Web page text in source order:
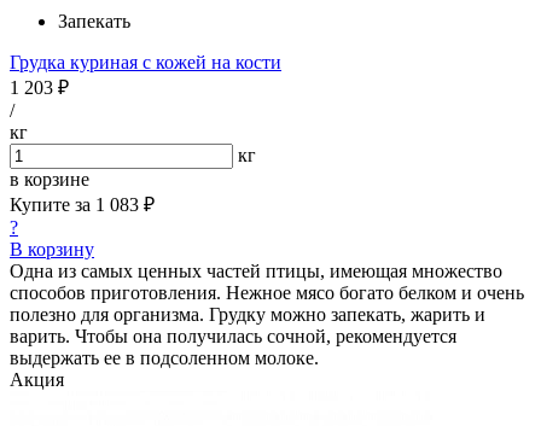
Запекать
Грудка куриная с кожей на кости
1 203 ₽
/
кг
кг
в корзине
Купите за 1 083 ₽
?
В корзину
Одна из самых ценных частей птицы, имеющая множество
способов приготовления. Нежное мясо богато белком и очень
полезно для организма. Грудку можно запекать, жарить и
варить. Чтобы она получилась сочной, рекомендуется
выдержать ее в подсоленном молоке.
Акция